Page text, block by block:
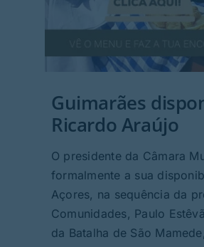
Guimarães
Ricardo Araújo
O presidente da Câmara
formalmente a sua
Açores, na sequência da
Comunidades, Paulo
da Batalha de São